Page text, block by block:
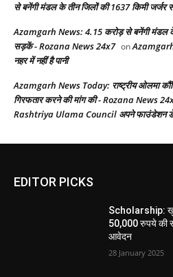
से बनेंगी मंडल के तीन जिलों की 1637 किमी
Azamgarh News: 4.15 करोड़ से बनेंगी मंडल के
सड़कें - Rozana News 24x7 on
नहर में नहीं है पानी
Azamgarh News Today: राष्ट्रीय ओलमा
गिरफतार करने की मांग की - Rozana News
Rashtriya Ulama Council अपने फाउंडेशन डे
EDITOR PICKS
Scholarship:
50,000 रुपये की
आवेदन
28 January 2025